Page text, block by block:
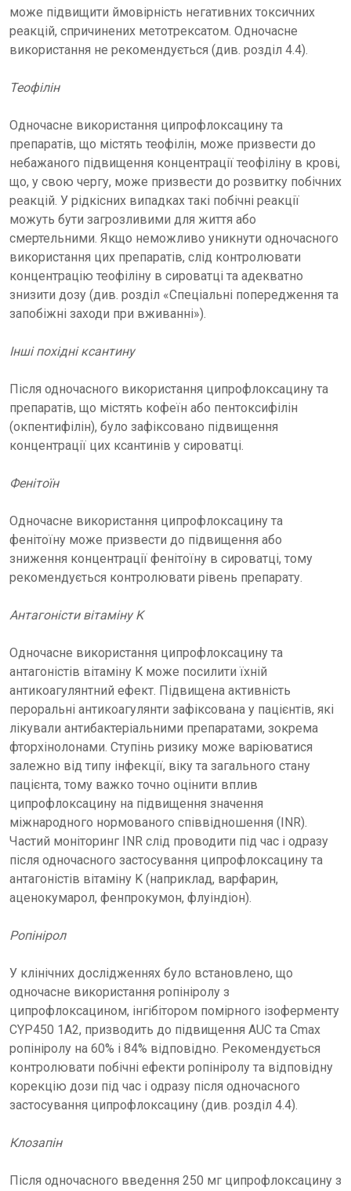
може підвищити ймовірність негативних токсичних
реакцій, спричинених метотрексатом. Одночасне
використання не рекомендується (див. розділ 4.4).
Теофілін
Одночасне використання ципрофлоксацину та
препаратів, що містять теофілін, може призвести до
небажаного підвищення концентрації теофіліну в крові,
що, у свою чергу, може призвести до розвитку побічних
реакцій. У рідкісних випадках такі побічні реакції
можуть бути загрозливими для життя або
смертельними. Якщо неможливо уникнути одночасного
використання цих препаратів, слід контролювати
концентрацію теофіліну в сироватці та адекватно
знизити дозу (див. розділ «Спеціальні попередження та
запобіжні заходи при вживанні»).
Інші похідні ксантину
Після одночасного використання ципрофлоксацину та
препаратів, що містять кофеїн або пентоксифілін
(окпентифілін), було зафіксовано підвищення
концентрації цих ксантинів у сироватці.
Фенітоїн
Одночасне використання ципрофлоксацину та
фенітоїну може призвести до підвищення або
зниження концентрації фенітоїну в сироватці, тому
рекомендується контролювати рівень препарату.
Антагоністи вітаміну K
Одночасне використання ципрофлоксацину та
антагоністів вітаміну K може посилити їхній
антикоагулянтний ефект. Підвищена активність
пероральні антикоагулянти зафіксована у пацієнтів, які
лікували антибактеріальними препаратами, зокрема
фторхінолонами. Ступінь ризику може варіюватися
залежно від типу інфекції, віку та загального стану
пацієнта, тому важко точно оцінити вплив
ципрофлоксацину на підвищення значення
міжнародного нормованого співвідношення (INR).
Частий моніторинг INR слід проводити під час і одразу
після одночасного застосування ципрофлоксацину та
антагоністів вітаміну K (наприклад, варфарин,
аценокумарол, фенпрокумон, флуіндіон).
Ропінірол
У клінічних дослідженнях було встановлено, що
одночасне використання ропініролу з
ципрофлоксацином, інгібітором помірного ізоферменту
CYP450 1A2, призводить до підвищення AUC та Cmax
ропініролу на 60% і 84% відповідно. Рекомендується
контролювати побічні ефекти ропініролу та відповідну
корекцію дози під час і одразу після одночасного
застосування ципрофлоксацину (див. розділ 4.4).
Клозапін
Після одночасного введення 250 мг ципрофлоксацину з